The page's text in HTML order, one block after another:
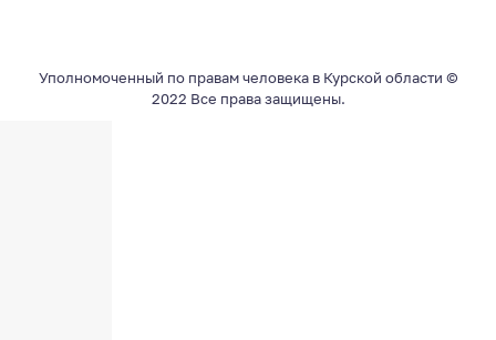
Уполномоченный по правам человека в Курской области ©
2022 Все права защищены.